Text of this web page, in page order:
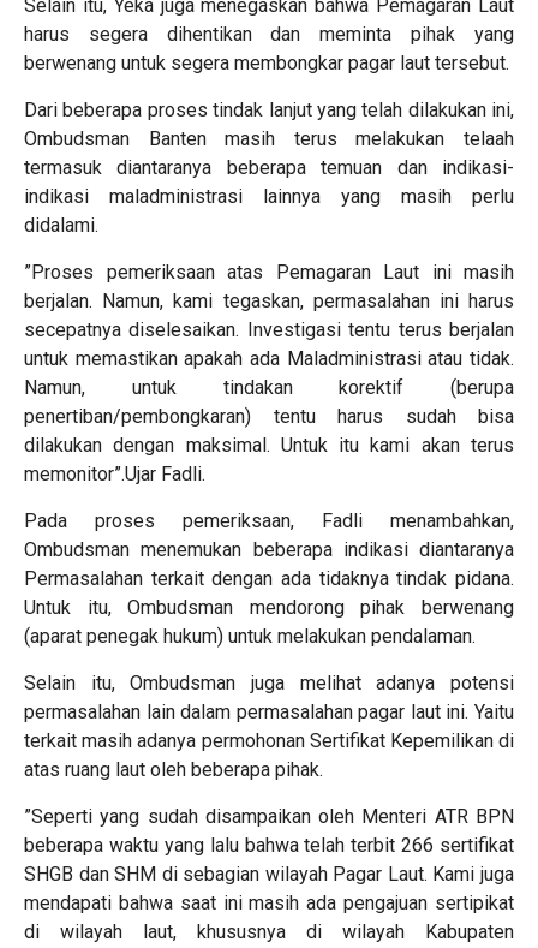
Selain itu, Yeka juga menegaskan bahwa Pemagaran Laut
harus segera dihentikan dan meminta pihak yang
berwenang untuk segera membongkar pagar laut tersebut.
Dari beberapa proses tindak lanjut yang telah dilakukan ini,
Ombudsman Banten masih terus melakukan telaah
termasuk diantaranya beberapa temuan dan indikasi-
indikasi maladministrasi lainnya yang masih perlu
didalami.
”Proses pemeriksaan atas Pemagaran Laut ini masih
berjalan. Namun, kami tegaskan, permasalahan ini harus
secepatnya diselesaikan. Investigasi tentu terus berjalan
untuk memastikan apakah ada Maladministrasi atau tidak.
Namun, untuk tindakan korektif (berupa
penertiban/pembongkaran) tentu harus sudah bisa
dilakukan dengan maksimal. Untuk itu kami akan terus
memonitor”.Ujar Fadli.
Pada proses pemeriksaan, Fadli menambahkan,
Ombudsman menemukan beberapa indikasi diantaranya
Permasalahan terkait dengan ada tidaknya tindak pidana.
Untuk itu, Ombudsman mendorong pihak berwenang
(aparat penegak hukum) untuk melakukan pendalaman.
Selain itu, Ombudsman juga melihat adanya potensi
permasalahan lain dalam permasalahan pagar laut ini. Yaitu
terkait masih adanya permohonan Sertifikat Kepemilikan di
atas ruang laut oleh beberapa pihak.
”Seperti yang sudah disampaikan oleh Menteri ATR BPN
beberapa waktu yang lalu bahwa telah terbit 266 sertifikat
SHGB dan SHM di sebagian wilayah Pagar Laut. Kami juga
mendapati bahwa saat ini masih ada pengajuan sertipikat
di wilayah laut, khususnya di wilayah Kabupaten